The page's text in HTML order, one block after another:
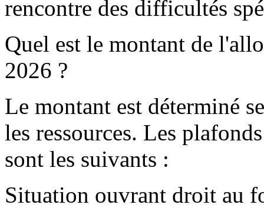
rencontre des difficultés
Quel est le montant de
2026 ?
Le montant est déterminé
les ressources. Les
sont les suivants :
Situation ouvrant droit au